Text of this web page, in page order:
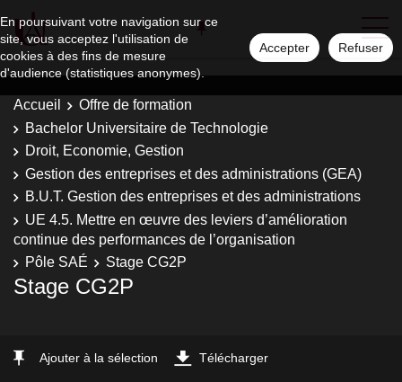
En poursuivant votre navigation sur ce
site, vous acceptez l'utilisation de
cookies à des fins de mesure
d'audience (statistiques anonymes).
Accepter Refuser
Accueil
Offre de formation
Bachelor Universitaire de Technologie
Droit, Economie, Gestion
Gestion des entreprises et des administrations (GEA)
B.U.T. Gestion des entreprises et des administrations
UE 4.5. Mettre en œuvre des leviers d’amélioration
continue des performances de l’organisation
Pôle SAÉ
Stage CG2P
Stage CG2P
Ajouter à la sélection Télécharger